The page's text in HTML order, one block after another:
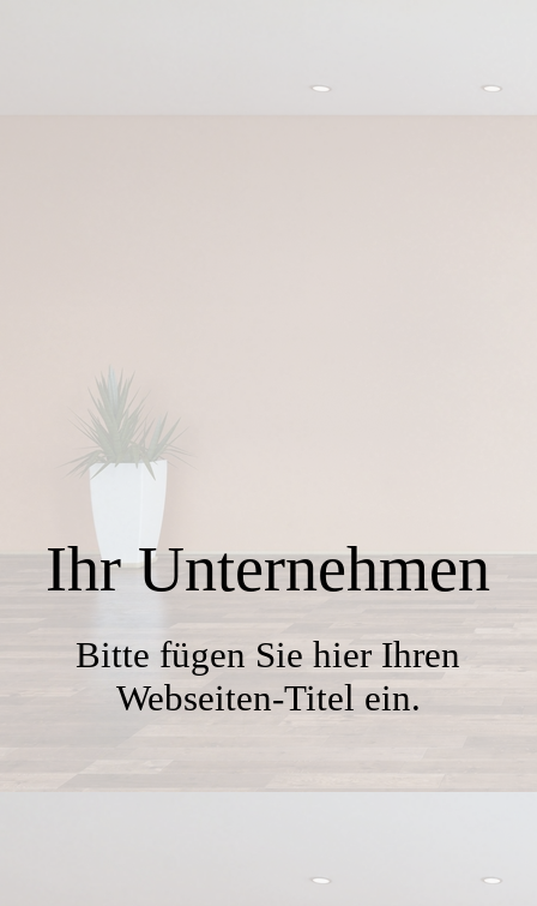
Ihr Unternehmen
Bitte fügen Sie hier Ihren
Webseiten-Titel ein.
Lieferanten